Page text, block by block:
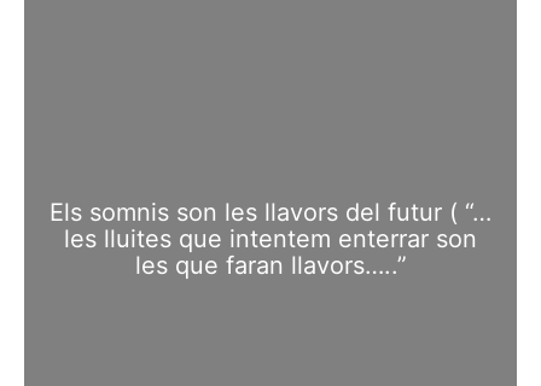
Els somnis son les llavors del futur ( “…
les lluites que intentem enterrar son
les que faran llavors…..”